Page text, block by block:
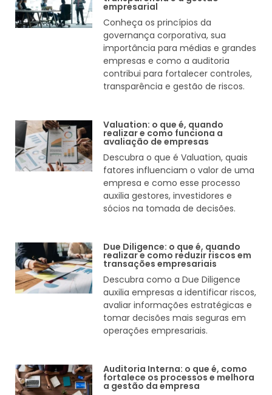
empresarial
Conheça os princípios da
governança corporativa, sua
importância para médias e grandes
empresas e como a auditoria
contribui para fortalecer controles,
transparência e gestão de riscos.
Valuation: o que é, quando
realizar e como funciona a
avaliação de empresas
Descubra o que é Valuation, quais
fatores influenciam o valor de uma
empresa e como esse processo
auxilia gestores, investidores e
sócios na tomada de decisões.
Due Diligence: o que é, quando
realizar e como reduzir riscos em
transações empresariais
Descubra como a Due Diligence
auxilia empresas a identificar riscos,
avaliar informações estratégicas e
tomar decisões mais seguras em
operações empresariais.
Auditoria Interna: o que é, como
fortalece os processos e melhora
a gestão da empresa